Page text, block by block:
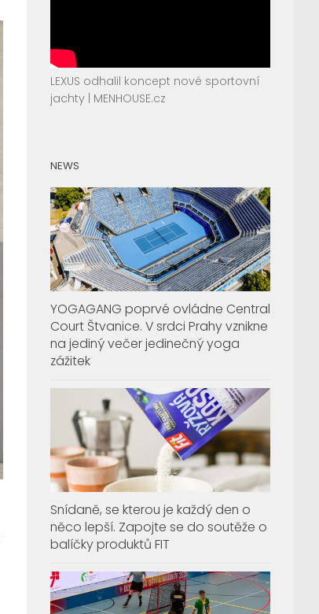
LEXUS odhalil koncept nové sportovní
jachty | MENHOUSE.cz
NEWS
YOGAGANG poprvé ovládne Central
Court Štvanice. V srdci Prahy vznikne
na jediný večer jedinečný yoga
zážitek
Snídaně, se kterou je každý den o
něco lepší. Zapojte se do soutěže o
balíčky produktů FIT